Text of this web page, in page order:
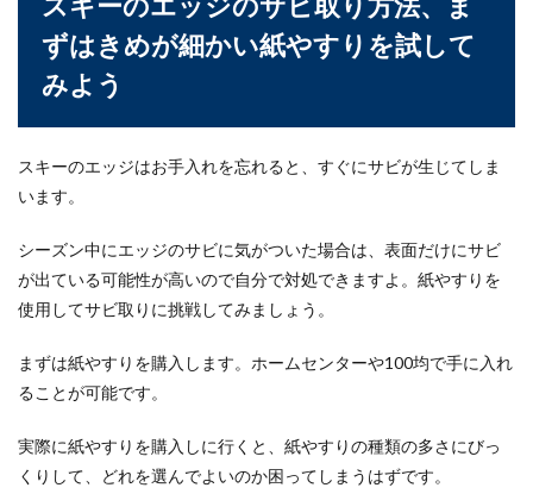
けで泳ぐということは、恐怖心を感じるもの。
バレーが好きだと言う方も多いですよね。昔は女
ずはきめが細かい紙やすりを試して
みよう
スキーのエッジはお手入れを忘れると、すぐにサビが生じてしま
います。
シーズン中にエッジのサビに気がついた場合は、表面だけにサビ
が出ている可能性が高いので自分で対処できますよ。紙やすりを
使用してサビ取りに挑戦してみましょう。
まずは紙やすりを購入します。ホームセンターや100均で手に入れ
ることが可能です。
実際に紙やすりを購入しに行くと、紙やすりの種類の多さにびっ
くりして、どれを選んでよいのか困ってしまうはずです。